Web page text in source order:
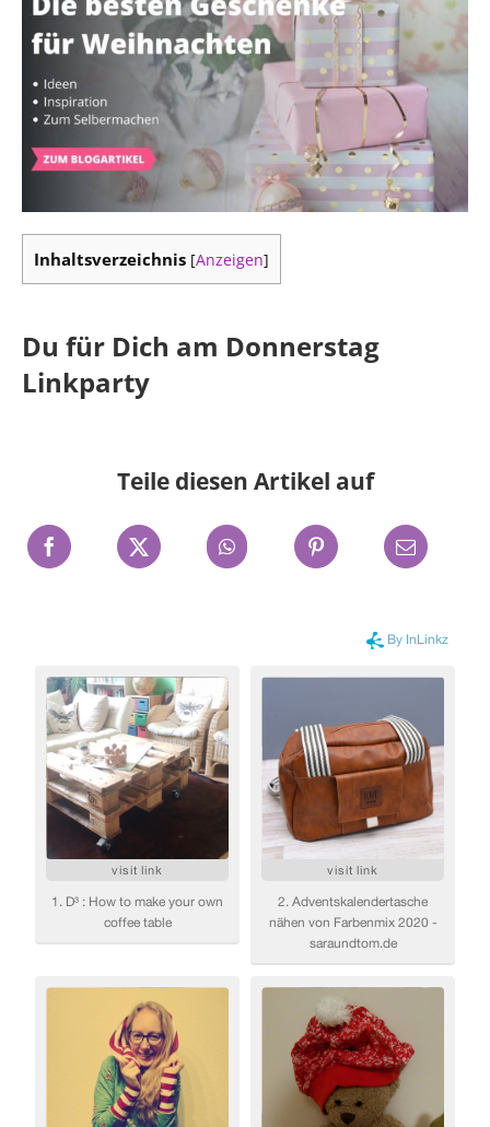
Inhaltsverzeichnis [Anzeigen]
Du für Dich am Donnerstag
Linkparty
Teile diesen Artikel auf